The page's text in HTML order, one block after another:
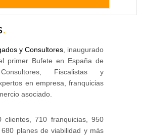
.
y Consultores , inaugurado
primer Bufete en España de
Fiscalistas y
en empresa, franquicias
asociado.
clientes, 710 franquicias, 950
planes de viabilidad y más